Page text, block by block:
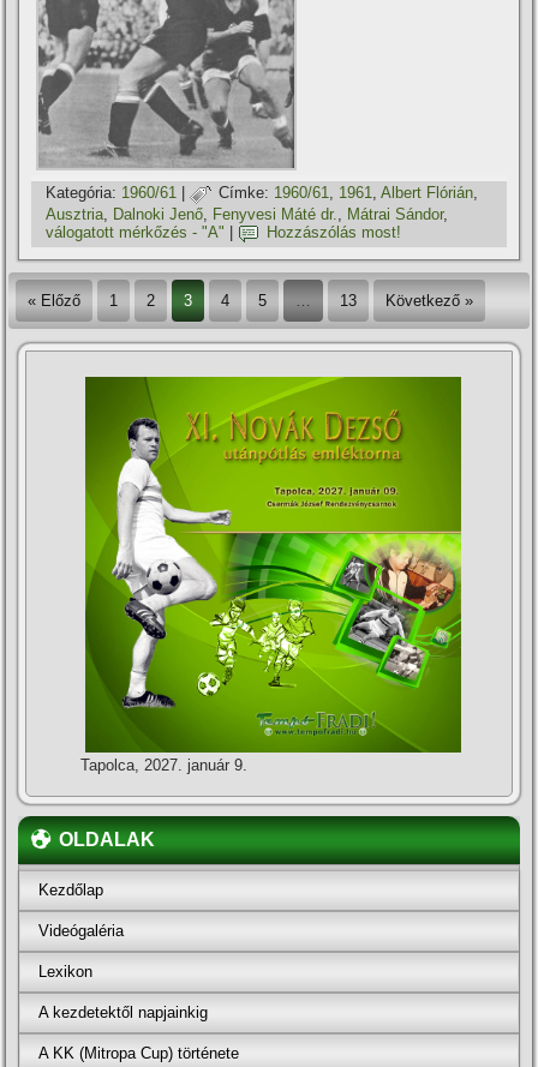
Kategória: 1960/61 | Címke: 1960/61, 1961,Albert Flórián,
Ausztria
Dalnoki Jenő Fenyvesi Máté dr. Mátrai Sándor,
válogatott mérkőzés - "A"
Hozzászólás most!
« Előző 1 2 3 4 5 13 Következő »
Tapolca, 2027. január 9.
OLDALAK
Kezdőlap
Videógaléria
Lexikon
A kezdetektől napjainkig
A KK (Mitropa Cup) története